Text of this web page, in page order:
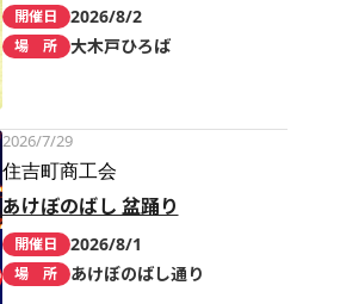
開催日 2026/8/2
場 所 大木戸ひろば
2026/7/29
住吉町商工会
あけぼのばし 盆踊り
開催日 2026/8/1
場 所 あけぼのばし通り